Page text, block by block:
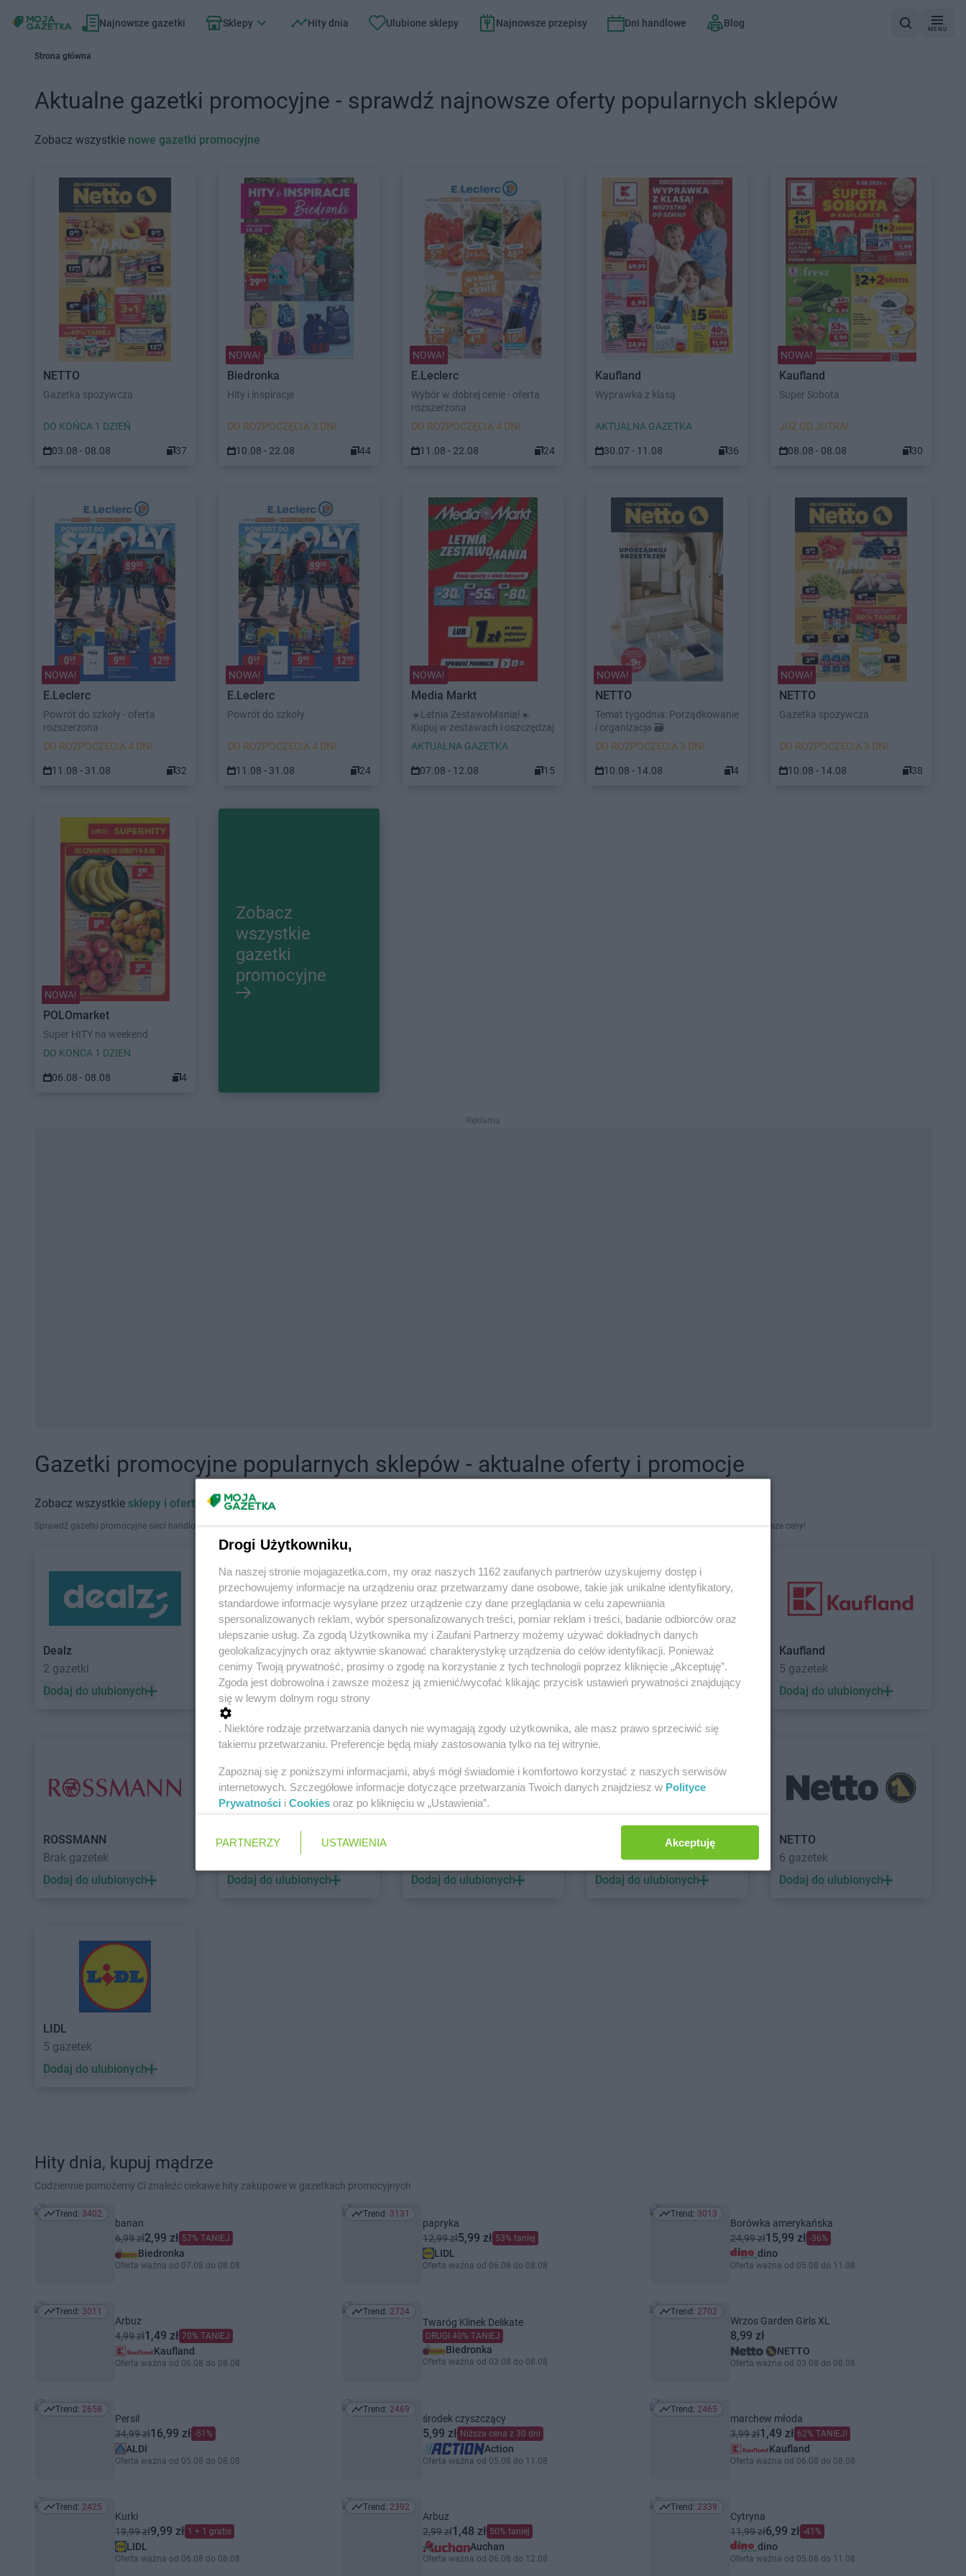
Najnowsze gazetki Sklepy Hity dnia Ulubione sklepy Najnowsze przepisy Dni handlowe Blog
MENU
Strona główna
Aktualne gazetki promocyjne - sprawdź najnowsze oferty popularnych sklepów
Zobacz wszystkie nowe gazetki promocyjne
NETTO
Gazetka spożywcza
DO KOŃCA 1 DZIEŃ
03.08 - 08.08 37
NOWA!
Biedronka
Hity i inspiracje
DO ROZPOCZĘCIA 3 DNI
10.08 - 22.08 44
NOWA!
E.Leclerc
Wybór w dobrej cenie - oferta
rozszerzona
DO ROZPOCZĘCIA 4 DNI
11.08 - 22.08 24
Kaufland
Wyprawka z klasą
AKTUALNA GAZETKA
30.07 - 11.08 36
NOWA!
Kaufland
Super Sobota
JUŻ OD JUTRA!
08.08 - 08.08 30
NOWA!
E.Leclerc
Powrót do szkoły - oferta
rozszerzona
DO ROZPOCZĘCIA 4 DNI
11.08 - 31.08 32
NOWA!
E.Leclerc
Powrót do szkoły
DO ROZPOCZĘCIA 4 DNI
11.08 - 31.08 24
NOWA!
Media Markt
☀️Letnia ZestawoMania!☀️
Kupuj w zestawach i oszczędzaj
AKTUALNA GAZETKA
07.08 - 12.08 15
NOWA!
NETTO
Temat tygodnia: Porządkowanie
i organizacja 🗃️
DO ROZPOCZĘCIA 3 DNI
10.08 - 14.08 4
NOWA!
NETTO
Gazetka spożywcza
DO ROZPOCZĘCIA 3 DNI
10.08 - 14.08 38
NOWA!
POLOmarket
Super HITY na weekend
DO KOŃCA 1 DZIEŃ
06.08 - 08.08 4
Zobacz
wszystkie
gazetki
promocyjne
Reklama
Gazetki promocyjne popularnych sklepów - aktualne oferty i promocje
Zobacz wszystkie sklepy i oferty promocyjne
Sprawdź gazetki promocyjne sieci handlowych, które działają w Polsce. Znajdziesz tutaj sklepy należące do lokalnych sieci oraz duże, znane super- i hipermarkety. Najlepsze promocje i najniższe ceny!
Dealz
2 gazetki
Dodaj do ulubionych
POLOmarket
11 gazetek
Dodaj do ulubionych
PEPCO
1 gazetka
Dodaj do ulubionych
dino
2 gazetki
Dodaj do ulubionych
Kaufland
5 gazetek
Dodaj do ulubionych
ROSSMANN
Brak gazetek
Dodaj do ulubionych
Auchan
Dodaj do ulubionych
Dodaj do ulubionych
12 gazetek
Dodaj do ulubionych
NETTO
6 gazetek
Dodaj do ulubionych
LIDL
5 gazetek
Dodaj do ulubionych
Hity dnia, kupuj mądrze
Codziennie pomożemy Ci znaleźć ciekawe hity zakupowe w gazetkach promocyjnych
Trend: 3402
Trend: 3402
banan
6,99 zł2,99 zł 57% TANIEJ
Biedronka
Oferta ważna od 07.08 do 08.08
Trend: 3131
Trend: 3131
papryka
12,99 zł5,99 zł 53% taniej
LIDL
Oferta ważna od 06.08 do 08.08
Trend: 3013
Trend: 3013
Borówka amerykańska
24,99 zł15,99 zł -36%
dino
Oferta ważna od 05.08 do 11.08
Trend: 3011
Trend: 3011
Arbuz
4,99 zł1,49 zł 70% TANIEJ
Kaufland
Oferta ważna od 06.08 do 08.08
Trend: 2724
Trend: 2724
Twaróg Klinek Delikate
DRUGI 40% TANIEJ
Biedronka
Oferta ważna od 03.08 do 08.08
Trend: 2702
Trend: 2702
Wrzos Garden Girls XL
8,99 zł
NETTO
Oferta ważna od 03.08 do 08.08
Trend: 2658
Trend: 2658
Persil
34,99 zł16,99 zł -51%
ALDI
Oferta ważna od 05.08 do 08.08
Trend: 2469
Trend: 2469
środek czyszczący
5,99 zł Niższa cena z 30 dni
Action
Oferta ważna od 05.08 do 11.08
Trend: 2465
Trend: 2465
marchew młoda
3,99 zł1,49 zł 62% TANIEJ!
Kaufland
Oferta ważna od 06.08 do 08.08
Trend: 2425
Trend: 2425
Kurki
19,99 zł9,99 zł 1 + 1 gratis
LIDL
Oferta ważna od 06.08 do 08.08
Trend: 2392
Trend: 2392
Arbuz
2,99 zł1,48 zł 50% taniej
Auchan
Oferta ważna od 06.08 do 12.08
Trend: 2339
Trend: 2339
Cytryna
11,99 zł6,99 zł -41%
dino
Oferta ważna od 05.08 do 11.08
Drogi Użytkowniku,
Na naszej stronie mojagazetka.com, my oraz naszych 1162 zaufanych partnerów uzyskujemy dostęp i
przechowujemy informacje na urządzeniu oraz przetwarzamy dane osobowe, takie jak unikalne identyfikatory,
standardowe informacje wysyłane przez urządzenie czy dane przeglądania w celu zapewniania
spersonalizowanych reklam, wybór spersonalizowanych treści, pomiar reklam i treści, badanie odbiorców oraz
ulepszanie usług. Za zgodą Użytkownika my i Zaufani Partnerzy możemy używać dokładnych danych
geolokalizacyjnych oraz aktywnie skanować charakterystykę urządzenia do celów identyfikacji. Ponieważ
cenimy Twoją prywatność, prosimy o zgodę na korzystanie z tych technologii poprzez kliknięcie „Akceptuję”.
Zgoda jest dobrowolna i zawsze możesz ją zmienić/wycofać klikając przycisk ustawień prywatności znajdujący
się w lewym dolnym rogu strony
. Niektóre rodzaje przetwarzania danych nie wymagają zgody użytkownika, ale masz prawo sprzeciwić się
takiemu przetwarzaniu. Preferencje będą miały zastosowania tylko na tej witrynie.
Zapoznaj się z poniższymi informacjami, abyś mógł świadomie i komfortowo korzystać z naszych serwisów
internetowych. Szczegółowe informacje dotyczące przetwarzania Twoich danych znajdziesz w Polityce
Prywatności i Cookies oraz po kliknięciu w „Ustawienia”.
PARTNERZY USTAWIENIA Akceptuję